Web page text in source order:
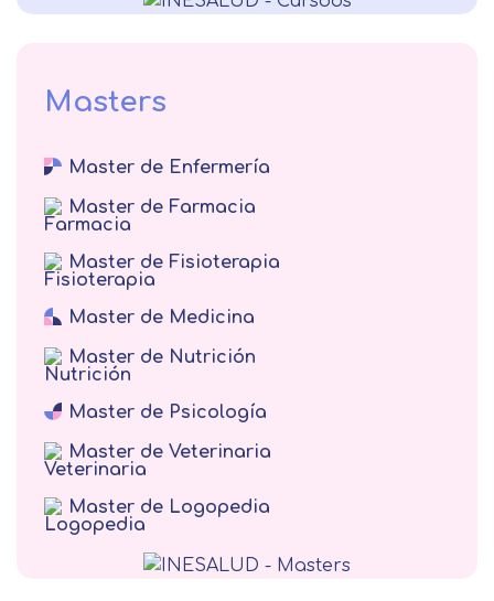
Alergología
Endocrinología
Oftalmología
Terapias complementarias
Neumología
Psiquiatría
Otorrinolaringología
Medicina del Trabajo
Medicina Legal y Forense
Terapia Alternativa
Medicina interna veterinaria
Masters
Master de Enfermería
Master de Farmacia
Master de Fisioterapia
Master de Medicina
Master de Nutrición
Master de Psicología
Master de Veterinaria
Master de Logopedia